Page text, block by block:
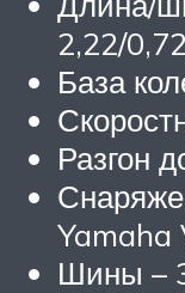
2,22/
База
Разгон
Yamaha
Шины –